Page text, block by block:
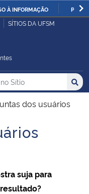
À INFORMAÇÃO
SÍTIOS DA UFSM
no no Sítio
dos usuários
suja para